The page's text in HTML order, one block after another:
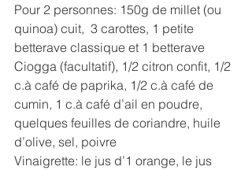
Pour 2 personnes: 150g de millet (ou
quinoa) cuit,  3 carottes, 1 petite
betterave classique et 1 betterave
Ciogga (facultatif), 1/2 citron confit, 1/2
c.à café de paprika, 1/2 c.à café de
cumin, 1 c.à café d’ail en poudre,
quelques feuilles de coriandre, huile
d’olive, sel, poivre
Vinaigrette: le jus d’1 orange, le jus